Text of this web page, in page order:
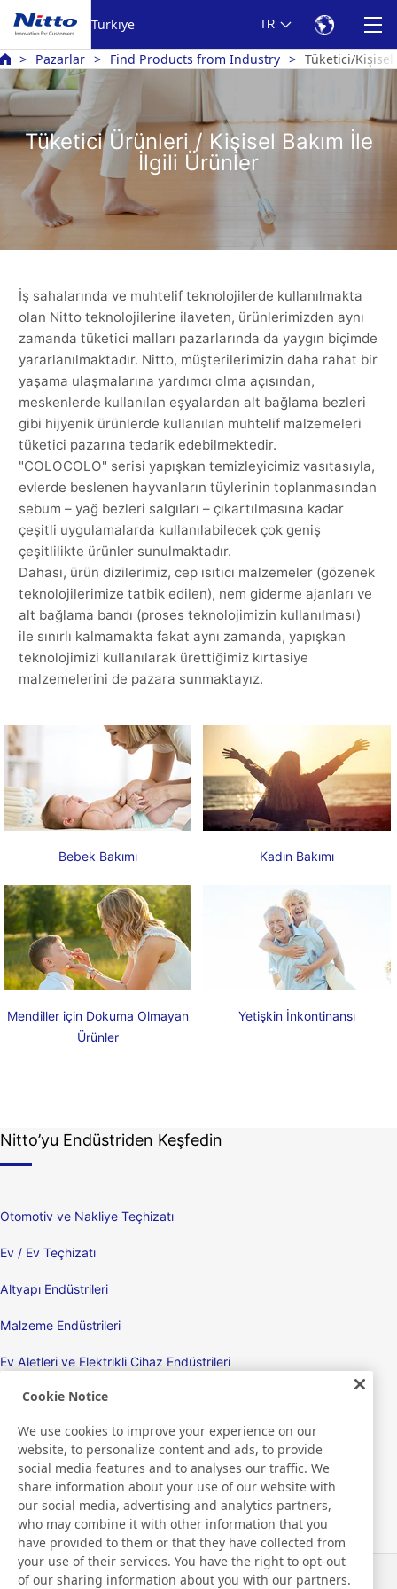
Türkiye TR
Pazarlar Find Products from Industry Tüketici/
Tüketici Ürünleri / Kişisel Bakım İle
İlgili Ürünler
İş sahalarında ve muhtelif teknolojilerde kullanılmakta
olan Nitto teknolojilerine ilaveten, ürünlerimizden aynı
zamanda tüketici malları pazarlarında da yaygın biçimde
yararlanılmaktadır. Nitto, müşterilerimizin daha rahat bir
yaşama ulaşmalarına yardımcı olma açısından,
meskenlerde kullanılan eşyalardan alt bağlama bezleri
gibi hijyenik ürünlerde kullanılan muhtelif malzemeleri
tüketici pazarına tedarik edebilmektedir.
"COLOCOLO" serisi yapışkan temizleyicimiz vasıtasıyla,
evlerde beslenen hayvanların tüylerinin toplanmasından
sebum – yağ bezleri salgıları – çıkartılmasına kadar
çeşitli uygulamalarda kullanılabilecek çok geniş
çeşitlilikte ürünler sunulmaktadır.
Dahası, ürün dizilerimiz, cep ısıtıcı malzemeler (gözenek
teknolojilerimize tatbik edilen), nem giderme ajanları ve
alt bağlama bandı (proses teknolojimizin kullanılması)
ile sınırlı kalmamakta fakat aynı zamanda, yapışkan
teknolojimizi kullanılarak ürettiğimiz kırtasiye
malzemelerini de pazara sunmaktayız.
Bebek Bakımı Kadın Bakımı
Mendiller için Dokuma Olmayan
Ürünler
Yetişkin İnkontinansı
Nitto’yu Endüstriden Keşfedin
Otomotiv ve Nakliye Teçhizatı
Ev / Ev Teçhizatı
Altyapı Endüstrileri
Malzeme Endüstrileri
Ev Aletleri ve Elektrikli Cihaz Endüstrileri
Ekranlar
Elektronik Cihazlar
Tıbbi
Ambalaj Ürünleri/Ambalaj Makineleri
Tüketici Ürünleri / Kişisel Bakım Ürünleri
Haberler İletişim
Cookie Notice
We use cookies to improve your experience on our
website, to personalize content and ads, to provide
social media features and to analyses our traffic. We
share information about your use of our website with
our social media, advertising and analytics partners,
who may combine it with other information that you
have provided to them or that they have collected from
your use of their services. You have the right to opt-out
of our sharing information about you with our partners.